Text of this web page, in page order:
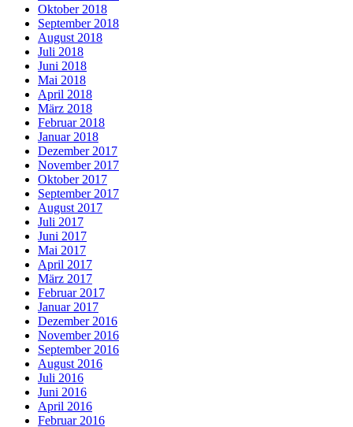
Oktober 2018
September 2018
August 2018
Juli 2018
Juni 2018
Mai 2018
April 2018
März 2018
Februar 2018
Januar 2018
Dezember 2017
November 2017
Oktober 2017
September 2017
August 2017
Juli 2017
Juni 2017
Mai 2017
April 2017
März 2017
Februar 2017
Januar 2017
Dezember 2016
November 2016
September 2016
August 2016
Juli 2016
Juni 2016
April 2016
Februar 2016